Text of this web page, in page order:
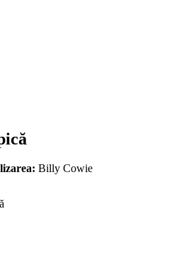
Billy Cowie